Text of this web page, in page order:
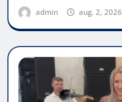
admin aug. 2, 2026